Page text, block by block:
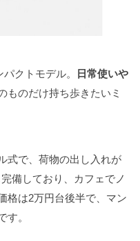
クトモデル。
日常使いや
ものだけ持ち歩きたいミ
式で、荷物の出し入れが
備しており、カフェでノ
格は2万円台後半で、マン
。